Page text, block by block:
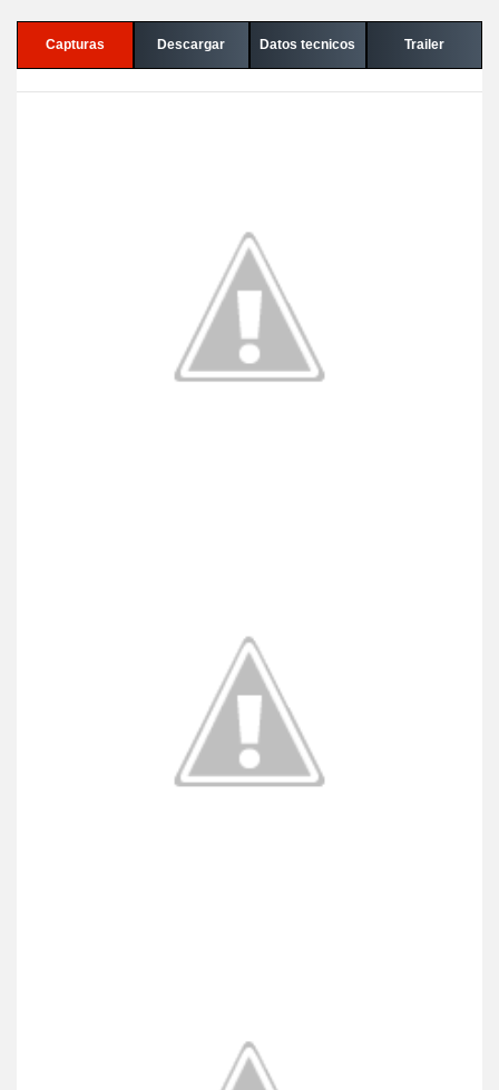
Capturas Descargar Datos tecnicos Trailer